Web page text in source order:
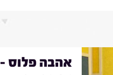
אהבה פלוס -